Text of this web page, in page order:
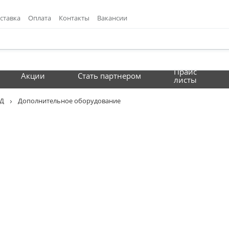
Оплата Контакты Вакансии
Акции Стать партнером
Прайс
листы
Дополнительное оборудование